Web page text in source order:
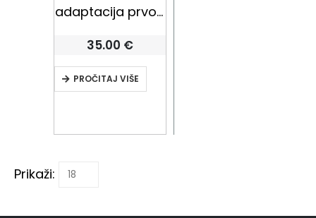
adaptacija prvog
Tarzanu, kojeg je
autor Edgar Rice
Burroughs.
35.00 €
PROČITAJ VIŠE
Prikaži: